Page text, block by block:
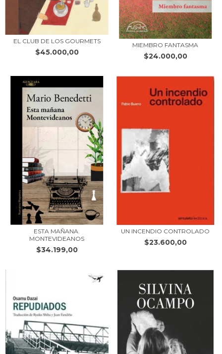
EL CLUB DE LOS GOURMETS
$45.000,00
MIEMBRO FANTASMA
$24.000,00
ESTA MAÑANA.
MONTEVIDEANOS
$34.199,00
UN INCENDIO CONTROLADO
$23.600,00